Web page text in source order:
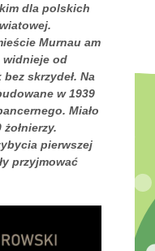
dla polskich
Murnau am
widnieje od
skrzydeł. Na
w 1939
Miało
pierwszej
przyjmować